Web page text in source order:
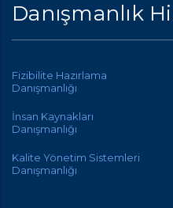
Danışmanlık
Fizibilite Hazırlama
Danışmanlığı
İnsan Kaynakları
Danışmanlığı
Kalite Yönetim Sistemleri
Danışmanlığı